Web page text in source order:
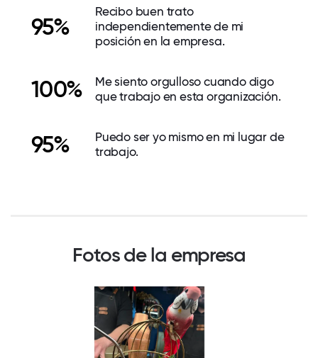
95%
Recibo buen trato
independientemente de mi
posición en la empresa.
100%
Me siento orgulloso cuando digo
que trabajo en esta organización.
95%
Puedo ser yo mismo en mi lugar de
trabajo.
Fotos de la empresa